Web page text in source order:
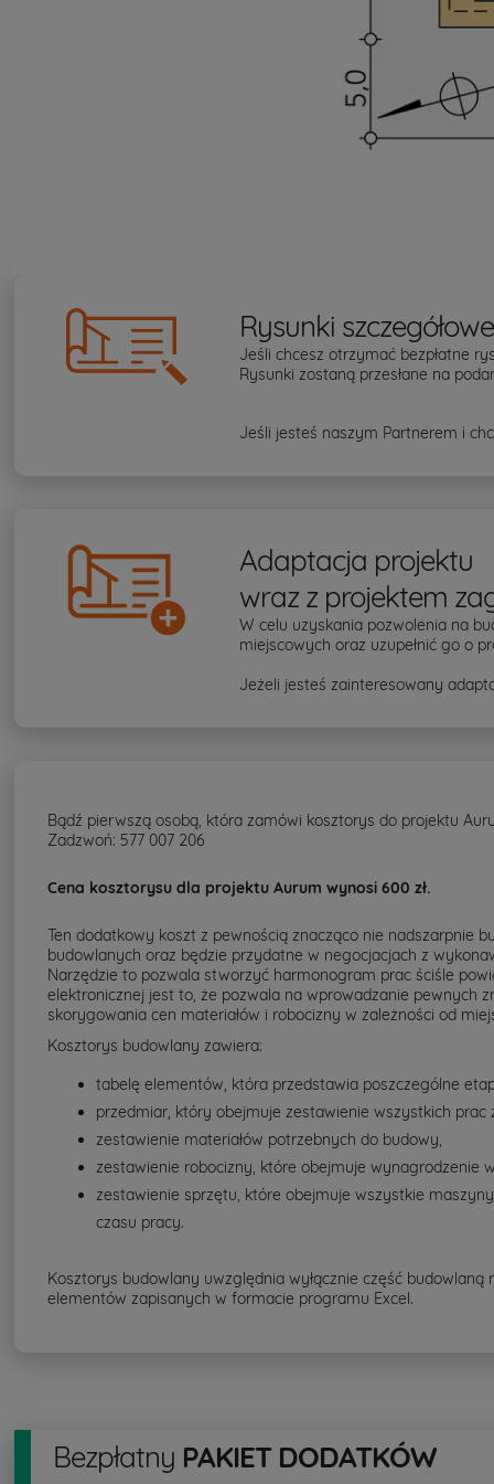
Rysunki szczegółowe
Jeśli chcesz otrzymać bezpłatne
Rysunki zostaną przesłane na
Jeśli jesteś naszym Partnerem i
Adaptacja projektu
wraz z projektem
W celu uzyskania pozwolenia na
miejscowych oraz uzupełnić go o
Jeżeli jesteś zainteresowany
Bądź pierwszą osobą, która zamówi kosztorys do projektu
Zadzwoń: 577 007 206
Cena kosztorysu dla projektu Aurum wynosi 600 zł.
Ten dodatkowy koszt z pewnością znacząco nie nadszarpnie
budowlanych oraz będzie przydatne w negocjacjach z
Narzędzie to pozwala stworzyć harmonogram prac ściśle
elektronicznej jest to, że pozwala na wprowadzanie pewnych
skorygowania cen materiałów i robocizny w zależności od
Kosztorys budowlany zawiera:
tabelę elementów, która przedstawia poszczególne
przedmiar, który obejmuje zestawienie wszystkich
zestawienie materiałów potrzebnych do budowy,
zestawienie robocizny, które obejmuje wynagrodzenie
zestawienie sprzętu, które obejmuje wszystkie
czasu pracy.
Kosztorys budowlany uwzględnia wyłącznie część
elementów zapisanych w formacie programu Excel.
Bezpłatny PAKIET DODATKÓW